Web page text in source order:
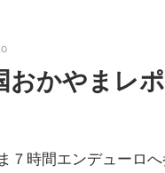
おかやまレ
７時間エンデューロ